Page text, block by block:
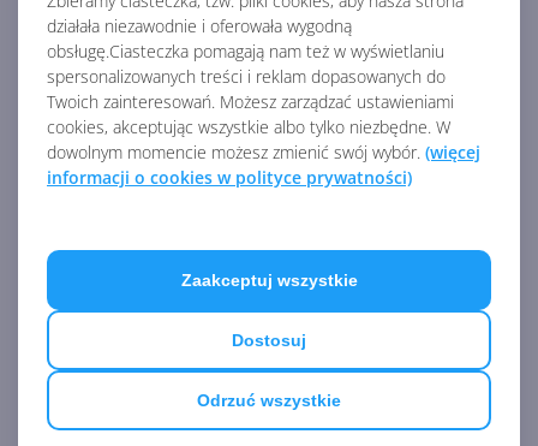
działała niezawodnie i oferowała wygodną
obsługę.Ciasteczka pomagają nam też w wyświetlaniu
spersonalizowanych treści i reklam dopasowanych do
Twoich zainteresowań. Możesz zarządzać ustawieniami
cookies, akceptując wszystkie albo tylko niezbędne. W
dowolnym momencie możesz zmienić swój wybór. (więcej
informacji o cookies w polityce prywatności)
Odrzuć wszystkie
Dostosuj
Zaakceptuj wszystkie
AKTUALNOŚCI Z KATEGORII OFFICE 365
Microsoft Defender dla Office
365 chroni przed phishingiem
QR
Office na macOS pozwala
dodawać zewnętrzne konta
magazynu
Więcej kontroli nad